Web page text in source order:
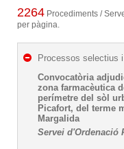
2264 Procediments /
per pàgina.
Processos selectius
Convocatòria
zona farmacèutica
perímetre del sòl
Picafort, del terme
Margalida
Servei d'Ordenació